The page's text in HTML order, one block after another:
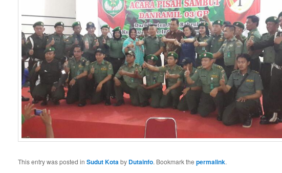
This entry was posted in Sudut Kotaby Dutainfo. Bookmark the permalink.